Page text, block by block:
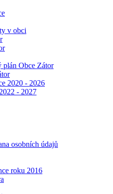
v obci
Obce Zátor
2020 - 2026
- 2027
osobních údajů
roku 2016